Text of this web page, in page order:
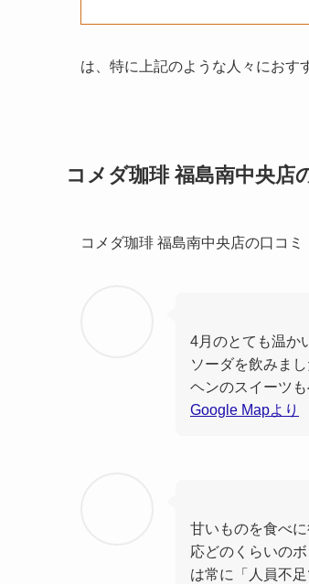
は、特に上記のような人々におす
コメダ珈琲 福島南中央店
コメダ珈琲 福島南中央店の口コ
4月のとても温か
ソーダを飲みま
ヘンのスイーツ
Google Mapより
甘いものを食べ
応どのくらいの
は常に「人員不